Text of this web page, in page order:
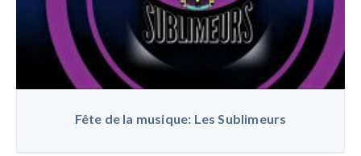
Fête de la musique: Les Sublimeurs